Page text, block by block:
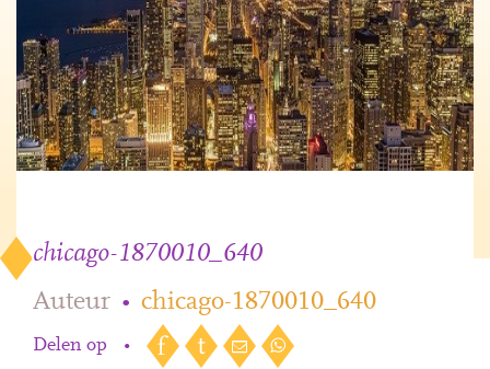
chicago-1870010_640
Auteur • chicago-1870010_640
Delen op •